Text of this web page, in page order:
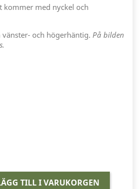
kommer med nyckel och
och högerhäntig. På bilden
TILL I VARUKORGEN